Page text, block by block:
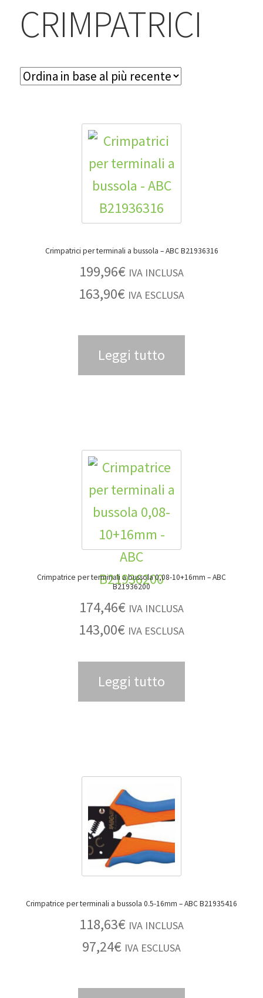
Contatti & Assistenza
CRIMPATRICI
Crimpatrici per terminali a bussola – ABC B21936316
199,96€ IVA INCLUSA
163,90€ IVA ESCLUSA
Leggi tutto
Crimpatrice per terminali a bussola 0,08-10+16mm – ABC
B21936200
174,46€ IVA INCLUSA
143,00€ IVA ESCLUSA
Leggi tutto
Crimpatrice per terminali a bussola 0.5-16mm – ABC B21935416
118,63€ IVA INCLUSA
97,24€ IVA ESCLUSA